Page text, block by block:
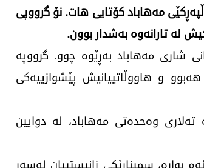
مەهاباد کۆتایی هات. نۆ گرووپی
لە تارانەوە بەشدار بوون.
شاری مەهاباد بەڕێوە چوو. گرووپە
هەبوو و هاووڵاتییانیش پێشوازییەکی
وەحدەتی مەهاباد، لە دوایین